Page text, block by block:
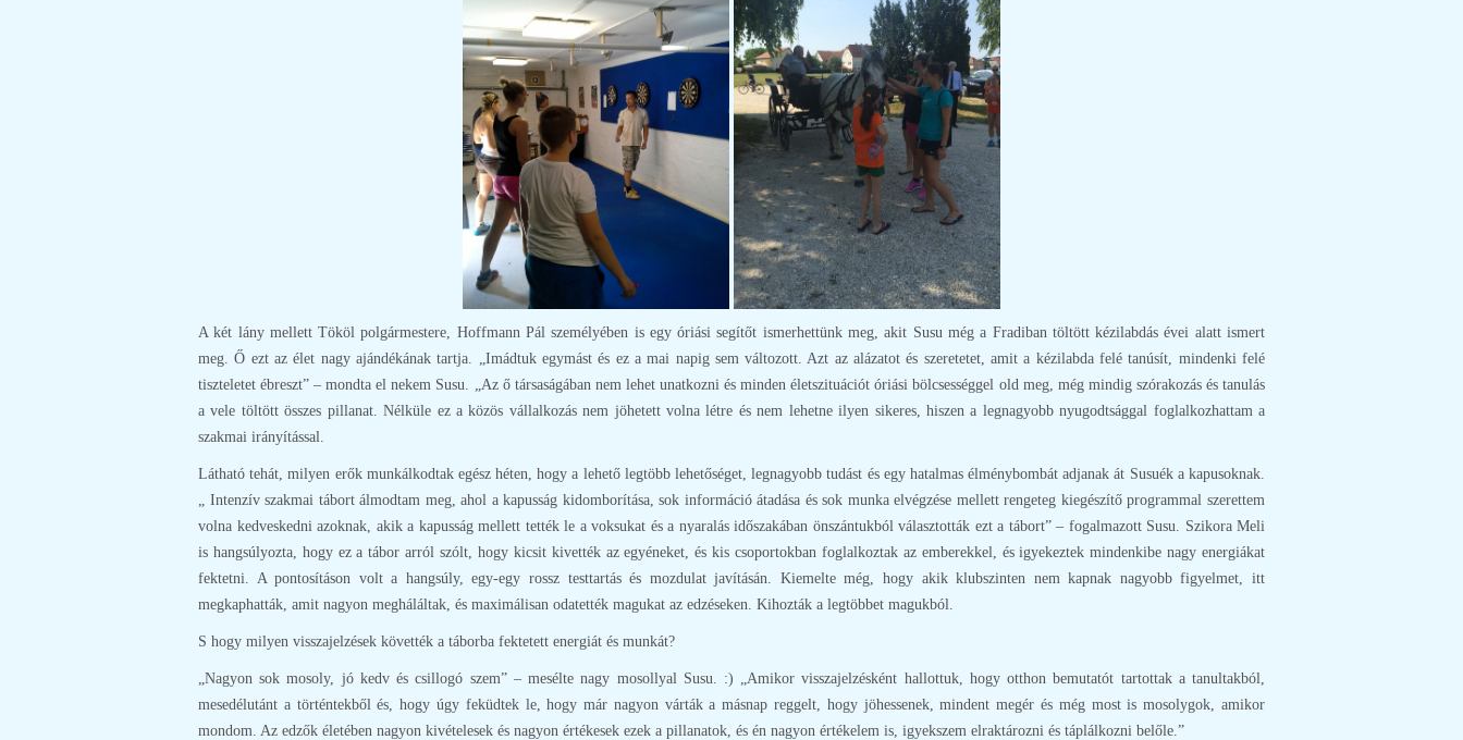
A két lány mellett Tököl polgármestere, Hoffmann Pál személyében is egy óriási segítőt ismerhettünk meg, akit Susu még a Fradiban töltött kézilabdás évei alatt ismert
meg. Ő ezt az élet nagy ajándékának tartja. „Imádtuk egymást és ez a mai napig sem változott. Azt az alázatot és szeretetet, amit a kézilabda felé tanúsít, mindenki felé
tiszteletet ébreszt” – mondta el nekem Susu. „Az ő társaságában nem lehet unatkozni és minden életszituációt óriási bölcsességgel old meg, még mindig szórakozás és tanulás
a vele töltött összes pillanat. Nélküle ez a közös vállalkozás nem jöhetett volna létre és nem lehetne ilyen sikeres, hiszen a legnagyobb nyugodtsággal foglalkozhattam a
szakmai irányítással.
Látható tehát, milyen erők munkálkodtak egész héten, hogy a lehető legtöbb lehetőséget, legnagyobb tudást és egy hatalmas élménybombát adjanak át Susuék a kapusoknak.
„ Intenzív szakmai tábort álmodtam meg, ahol a kapusság kidomborítása, sok információ átadása és sok munka elvégzése mellett rengeteg kiegészítő programmal szerettem
volna kedveskedni azoknak, akik a kapusság mellett tették le a voksukat és a nyaralás időszakában önszántukból választották ezt a tábort” – fogalmazott Susu. Szikora Meli
is hangsúlyozta, hogy ez a tábor arról szólt, hogy kicsit kivették az egyéneket, és kis csoportokban foglalkoztak az emberekkel, és igyekeztek mindenkibe nagy energiákat
fektetni. A pontosításon volt a hangsúly, egy-egy rossz testtartás és mozdulat javításán. Kiemelte még, hogy akik klubszinten nem kapnak nagyobb figyelmet, itt
megkaphatták, amit nagyon megháláltak, és maximálisan odatették magukat az edzéseken. Kihozták a legtöbbet magukból.
S hogy milyen visszajelzések követték a táborba fektetett energiát és munkát?
„Nagyon sok mosoly, jó kedv és csillogó szem” – mesélte nagy mosollyal Susu. :) „Amikor visszajelzésként hallottuk, hogy otthon bemutatót tartottak a tanultakból,
mesedélutánt a történtekből és, hogy úgy feküdtek le, hogy már nagyon várták a másnap reggelt, hogy jöhessenek, mindent megér és még most is mosolygok, amikor
mondom. Az edzők életében nagyon kivételesek és nagyon értékesek ezek a pillanatok, és én nagyon értékelem is, igyekszem elraktározni és táplálkozni belőle.”